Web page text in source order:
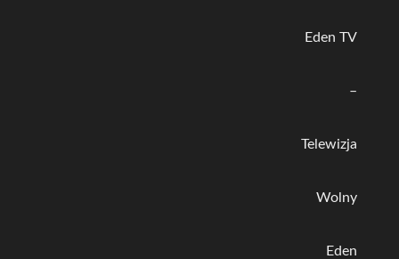
Eden TV
–
Telewizja
Wolny
Eden